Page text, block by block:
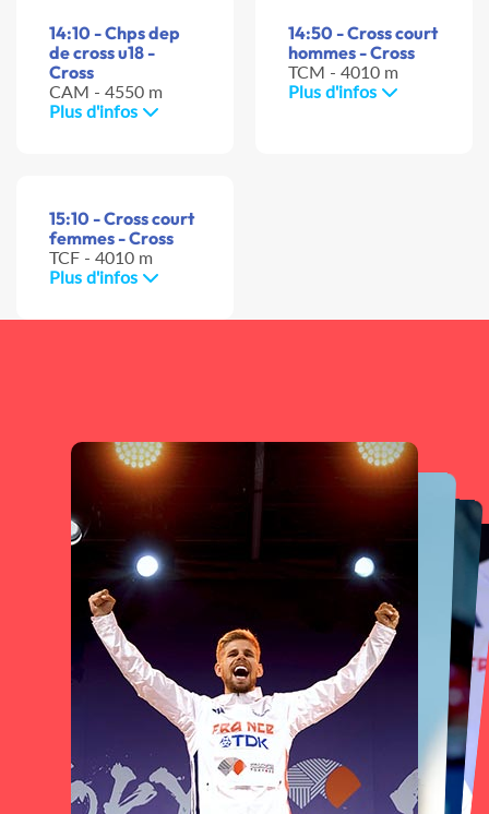
14:10 - Chps dep
de cross u18 -
Cross
CAM - 4550 m
Plus d'infos
14:50 - Cross court
hommes - Cross
TCM - 4010 m
Plus d'infos
15:10 - Cross court
femmes - Cross
TCF - 4010 m
Plus d'infos